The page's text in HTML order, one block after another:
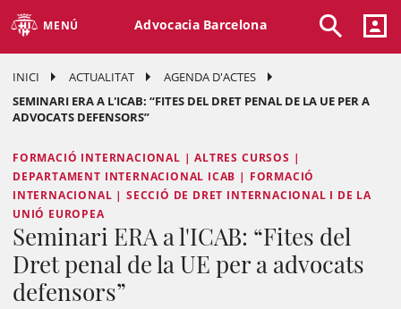
MENÚ Advocacia Barcelona
INICI ACTUALITAT
AGENDA D'ACTES
SEMINARI ERA A L'ICAB: “FITES DEL DRET PENAL DE LA UE PER A
ADVOCATS DEFENSORS”
FORMACIÓ INTERNACIONAL | ALTRES CURSOS |
DEPARTAMENT INTERNACIONAL ICAB | FORMACIÓ
INTERNACIONAL | SECCIÓ DE DRET INTERNACIONAL I DE LA
UNIÓ EUROPEA
Seminari ERA a l'ICAB: “Fites del
Dret penal de la UE per a advocats
defensors”